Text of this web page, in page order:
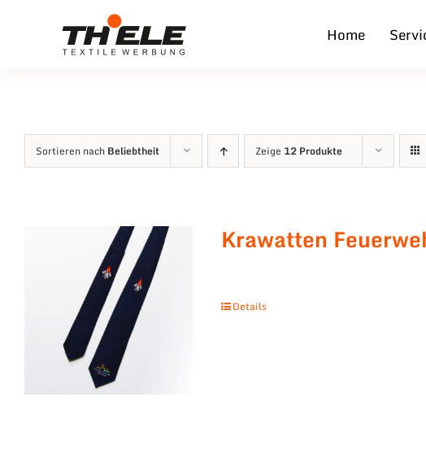
Home
Sortieren nach Beliebtheit Zeige 12 Produkte
Krawatten
Details